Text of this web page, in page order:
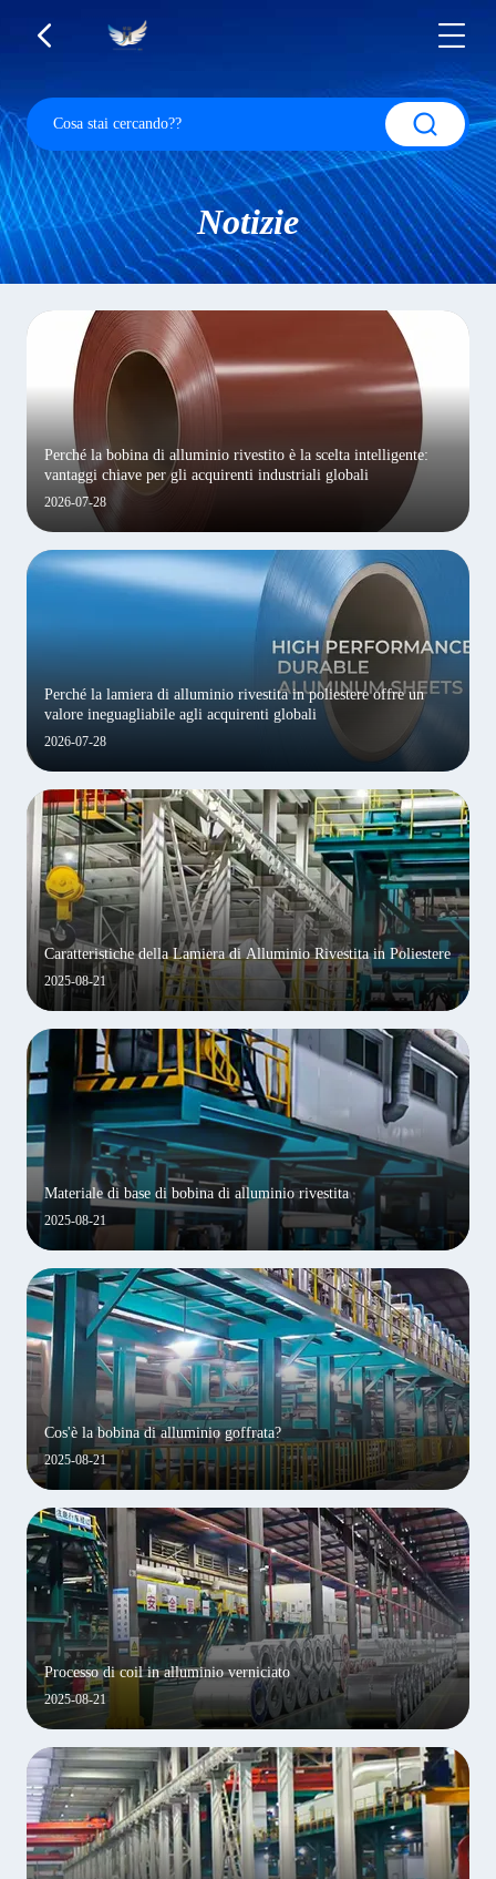
Notizie
2026-07-28
Perché la bobina di alluminio rivestito è la scelta intelligente:
vantaggi chiave per gli acquirenti industriali globali
2026-07-28
Perché la lamiera di alluminio rivestita in poliestere offre un
valore ineguagliabile agli acquirenti globali
2025-08-21
Caratteristiche della Lamiera di Alluminio Rivestita in Poliestere
2025-08-21
Materiale di base di bobina di alluminio rivestita
2025-08-21
Cos'è la bobina di alluminio goffrata?
2025-08-21
Processo di coil in alluminio verniciato